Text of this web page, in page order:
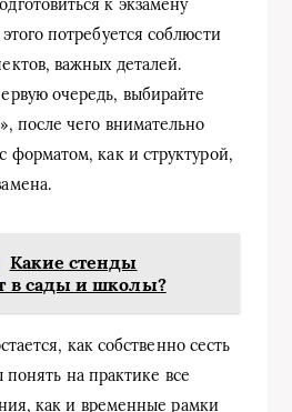
к экзамену
потребуется соблюсти
важных деталей.
очередь, выбирайте
после чего внимательно
форматом, как и структурой,
Какие стенды
в сады и школы?
как собственно сесть
понять на практике все
как и временные рамки